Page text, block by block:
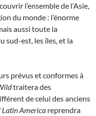
l’ensemble de l’Asie,
du monde : l’énorme
aussi toute la
sud-est, les îles, et la
prévus et conformes à
traitera des
de celui des anciens
Latin America reprendra